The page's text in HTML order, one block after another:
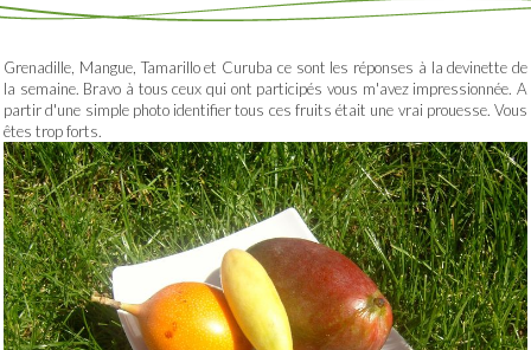
Grenadille, Mangue, Tamarillo et Curuba ce sont les réponses à la devinette de
la semaine. Bravo à tous ceux qui ont participés vous m'avez impressionnée. A
partir d'une simple photo identifier tous ces fruits était une vrai prouesse. Vous
êtes trop forts.